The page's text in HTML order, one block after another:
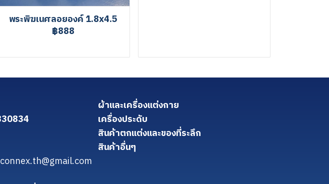
พระพิฆเนศลอยองค์ 1.8x4.5
฿888
ผ้าและเครื่องแต่งกาย
เครื่องประดับ
สินค้าตกแต่งและของที่ระลึก
สินค้าอื่นๆ